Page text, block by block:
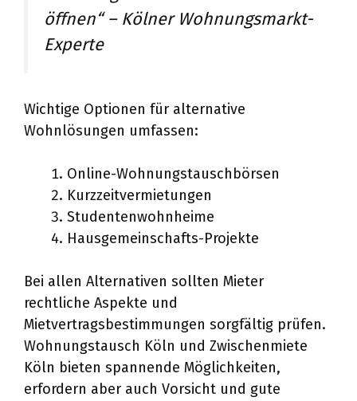
öffnen“ – Kölner Wohnungsmarkt-
Experte
Wichtige Optionen für alternative
Wohnlösungen umfassen:
Online-Wohnungstauschbörsen
Kurzzeitvermietungen
Studentenwohnheime
Hausgemeinschafts-Projekte
Bei allen Alternativen sollten Mieter
rechtliche Aspekte und
Mietvertragsbestimmungen sorgfältig prüfen.
Wohnungstausch Köln und Zwischenmiete
Köln bieten spannende Möglichkeiten,
erfordern aber auch Vorsicht und gute